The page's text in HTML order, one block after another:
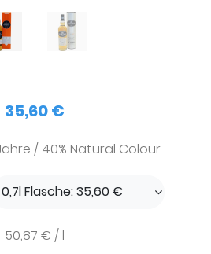
35,60 €
/ 40% Natural Colour
0,7l Flasche: 35,60 €
50,87 € / l